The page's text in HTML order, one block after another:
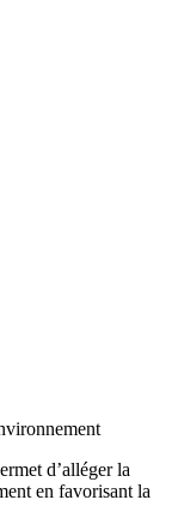
d’alléger la
en favorisant la